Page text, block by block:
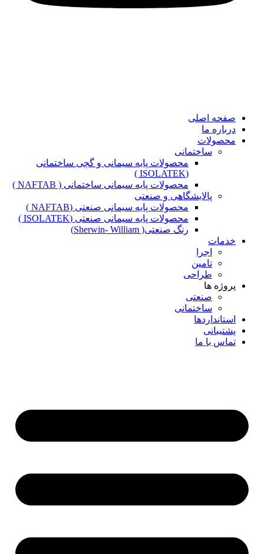
صفحه اصلی
درباره ما
محصولات
ساختمانی
محصولات پایه سیمانی و گچی ساختمانی
(ISOLATEK )
محصولات پایه سیمانی ساختمانی ( NAFTAB )
پالایشگاهی و صنعتی
محصولات پایه سیمانی صنعتی (NAFTAB )
محصولات پایه سیمانی صنعتی (ISOLATEK )
رنگ صنعتی( Sherwin- William)
خدمات
اجرا
تامین
طراحی
پروژه ها
صنعتی
ساختمانی
استانداردها
پشتیبانی
تماس با ما